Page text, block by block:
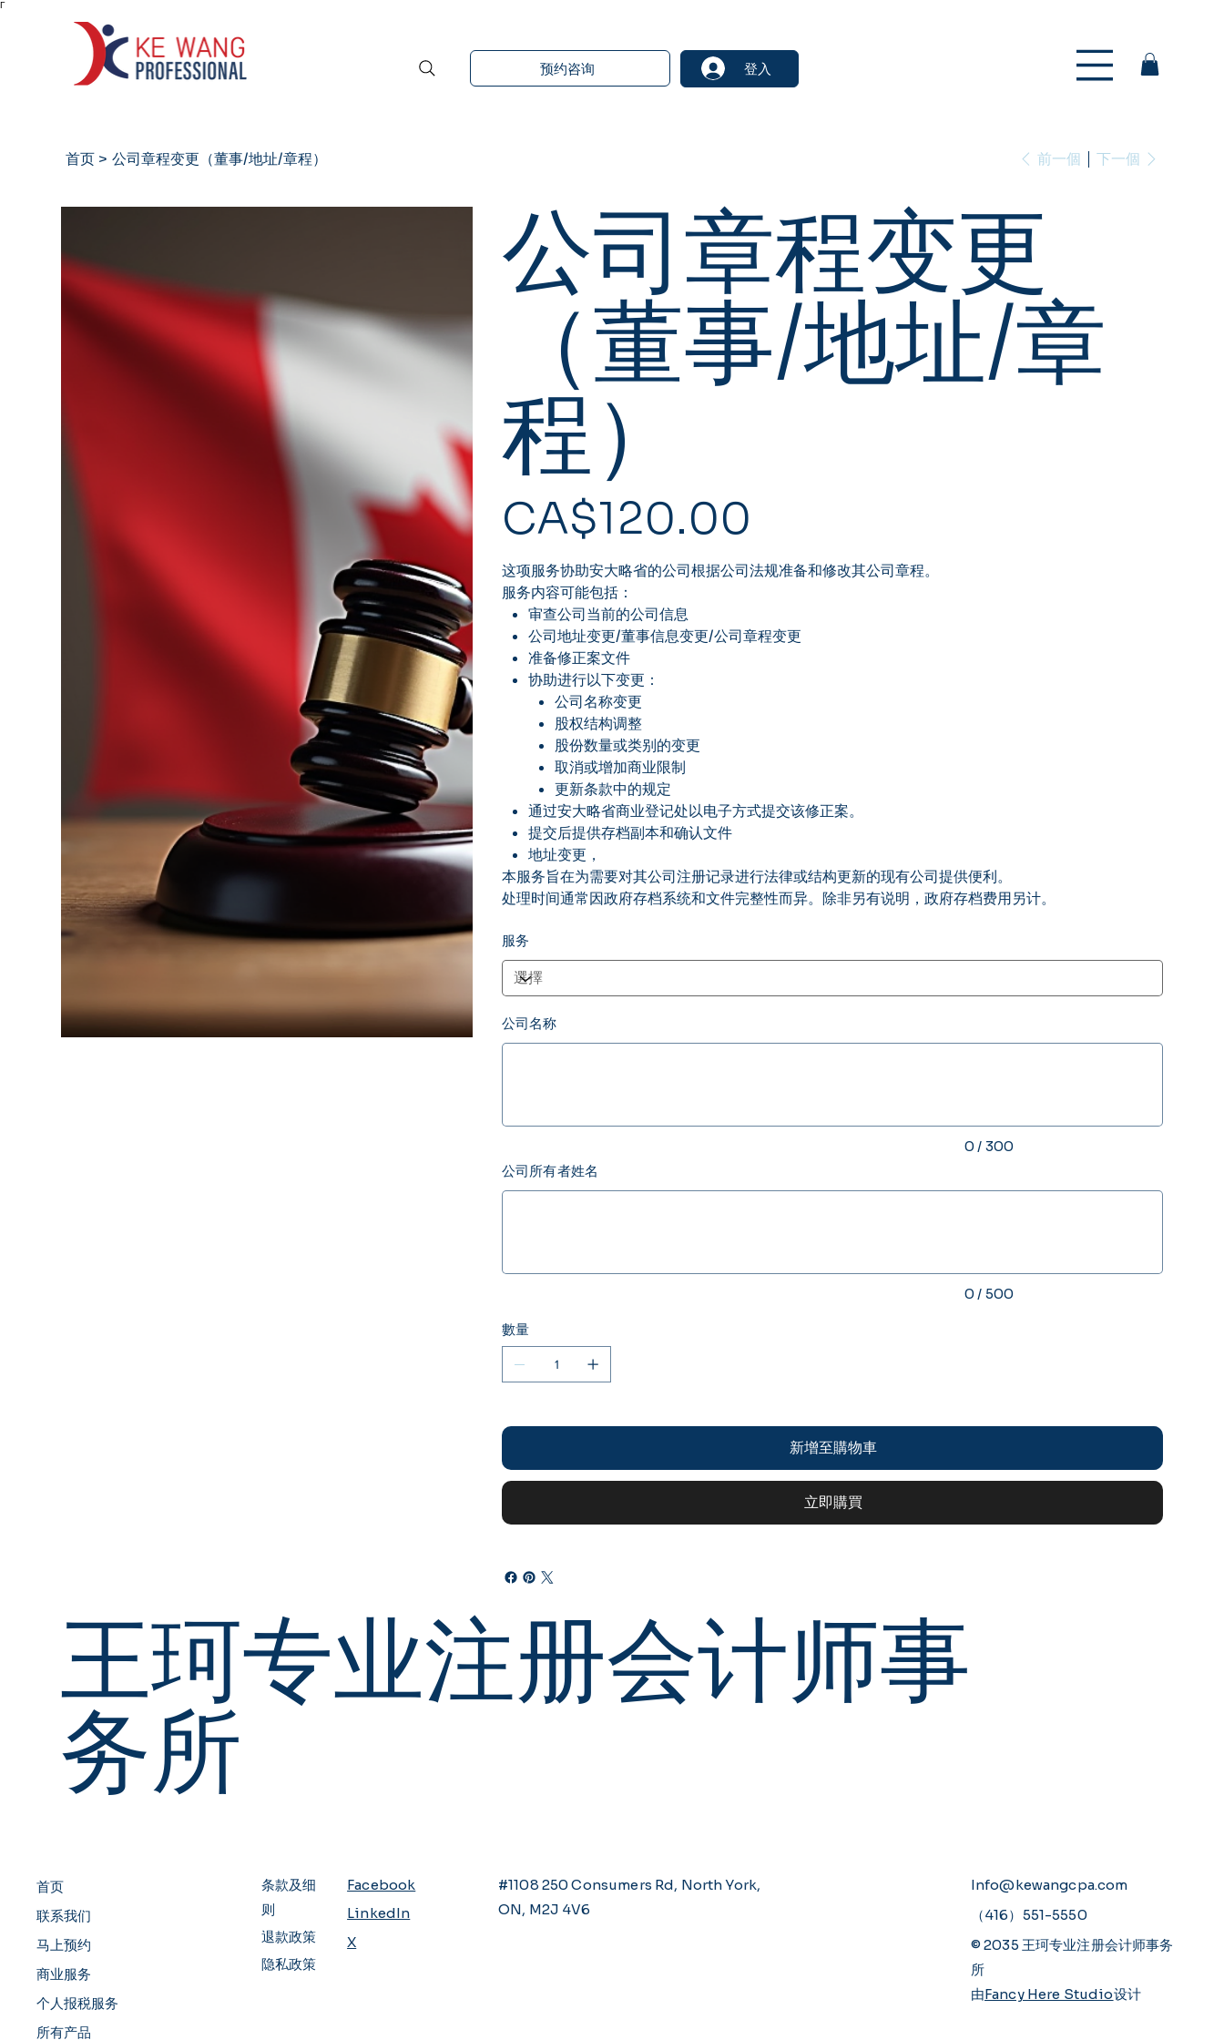
Γ
预约咨询 登入
首页 > 公司章程变更（董事/地址/章程） 前一個 下一個
公司章程变更
（董事/地址/章
程）
格
CA$120.00
这项服务协助安大略省的公司根据公司法规准备和修改其公司章程。
服务内容可能包括：
审查公司当前的公司信息
公司地址变更/董事信息变更/公司章程变更
准备修正案文件
协助进行以下变更：
公司名称变更
股权结构调整
股份数量或类别的变更
取消或增加商业限制
更新条款中的规定
通过安大略省商业登记处以电子方式提交该修正案。
提交后提供存档副本和确认文件
地址变更，
本服务旨在为需要对其公司注册记录进行法律或结构更新的现有公司提供便利。
处理时间通常因政府存档系统和文件完整性而异。除非另有说明，政府存档费用另计。
服务
公司名称
最
0 / 300
公司所有者姓名
最
0 / 500
數量
新增至購物車
立即購買
王珂专业注册会计师事
务所
首页
联系我们
马上预约
商业服务
个人报税服务
所有产品
条款及细
则
退款政策
隐私政策
Facebook
LinkedIn
X
#1108 250 Consumers Rd, North York,
ON, M2J 4V6
Info@kewangcpa.com
（416）551-5550
© 2035 王珂专业注册会计师事务
所
由Fancy Here Studio设计